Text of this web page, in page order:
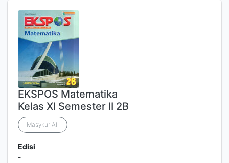
EKSPOS Matematika
Kelas XI Semester II 2B
Masykur Ali
Edisi
-